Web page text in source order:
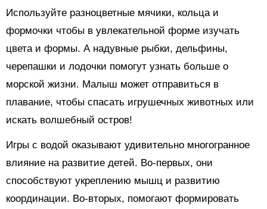
Используйте разноцветные мячики, кольца и
формочки чтобы в увлекательной форме изучать
цвета и формы. А надувные рыбки, дельфины,
черепашки и лодочки помогут узнать больше о
морской жизни. Малыш может отправиться в
плавание, чтобы спасать игрушечных животных или
искать волшебный остров!
Игры с водой оказывают удивительно многогранное
влияние на развитие детей. Во-первых, они
способствуют укреплению мышц и развитию
координации. Во-вторых, помогают формировать